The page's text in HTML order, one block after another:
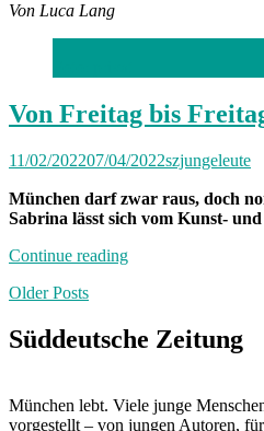
Von Luca Lang
Von Freitag bis
11/02/202207/04/2022szjungeleute
München darf zwar raus, doch
Sabrina lässt sich vom Kunst-
Continue reading„Von
München:
Unterwegs
Posts
navigation
Older Posts
Süddeutsche Zeitung
München lebt. Viele junge
vorgestellt – von jungen Autoren,